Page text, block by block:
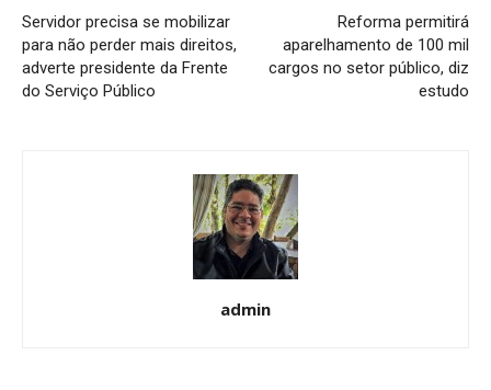
Servidor precisa se mobilizar
para não perder mais direitos,
adverte presidente da Frente
do Serviço Público
Reforma permitirá
aparelhamento de 100 mil
cargos no setor público, diz
estudo
admin